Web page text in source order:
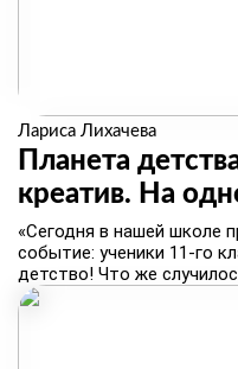
Лариса Лихачева
Планета
креатив. На
«Сегодня в нашей школе
событие: ученики 11‑го
детство! Что же